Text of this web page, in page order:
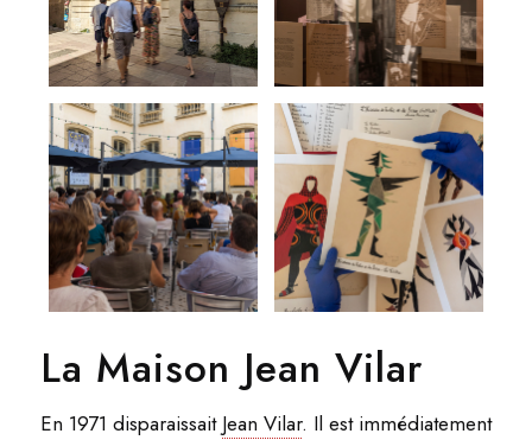
La Maison Jean Vilar
En 1971 disparaissait Jean Vilar. Il est immédiatement